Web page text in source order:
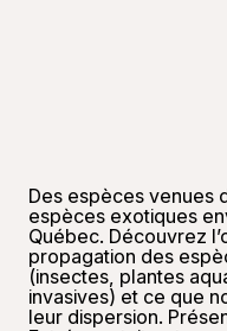
Des espèces venues
espèces exotiques
Québec. Découvrez
propagation des
(insectes, plantes
invasives) et ce que
leur dispersion.